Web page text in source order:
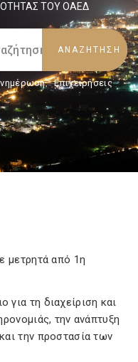
ΤΟΥ ΟΑΕΔ
, Επιχειρήσεις
μετρητά από 1η
τη διαχείριση και
την ανάπτυξη
την προστασία των